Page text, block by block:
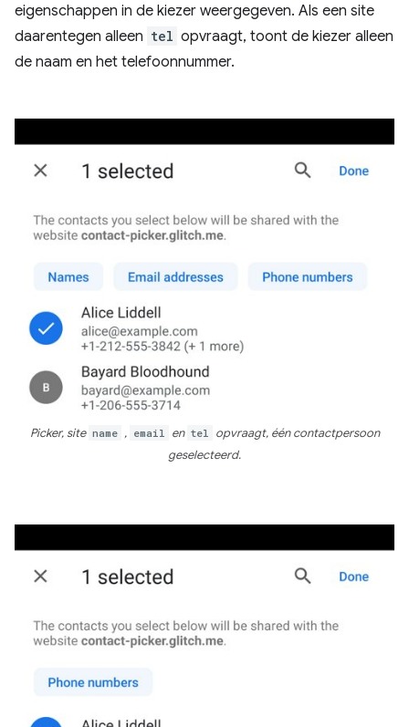
eigenschappen in de kiezer weergegeven. Als een site
daarentegen alleen tel opvraagt, toont de kiezer alleen
de naam en het telefoonnummer.
Picker, site name , email en tel
opvraagt, één contactpersoon
geselecteerd.